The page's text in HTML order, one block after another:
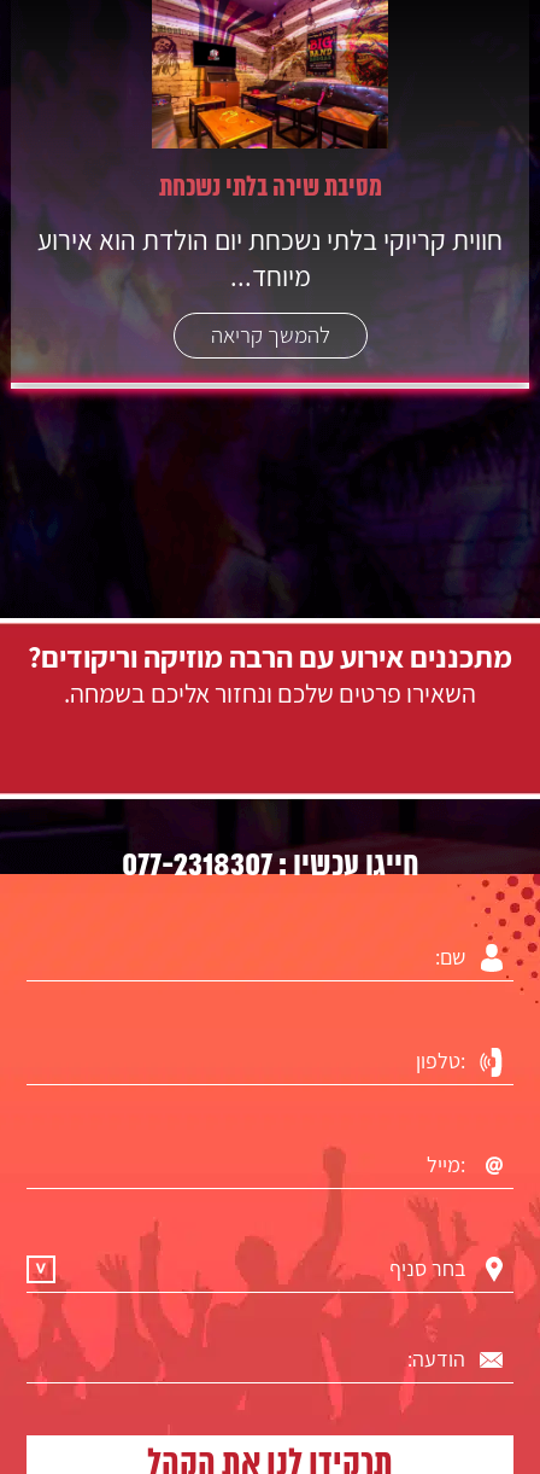
מסיבת שירה בלתי נשכחת
חווית קריוקי בלתי נשכחת יום הולדת הוא אירוע
מיוחד...
להמשך קריאה
מתכננים אירוע עם הרבה מוזיקה וריקודים?
השאירו פרטים שלכם ונחזור אליכם בשמחה.
חייגו עכשיו :077-2318307